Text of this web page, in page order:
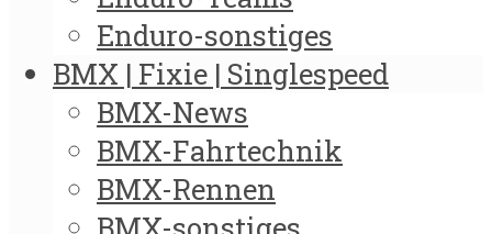
Enduro-sonstiges
BMX | Fixie | Singlespeed
BMX-News
BMX-Fahrtechnik
BMX-Rennen